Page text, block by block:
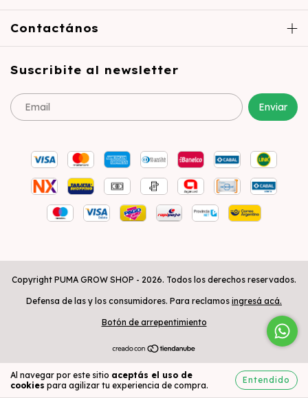
Al navegar por este sitio aceptás el uso de
cookies para agilizar tu experiencia de compra.
Entendido
Contactános
Suscribite al newsletter
Copyright PUMA GROW SHOP - 2026. Todos los derechos reservados.
Defensa de las y los consumidores. Para reclamos ingresá acá.
Botón de arrepentimiento